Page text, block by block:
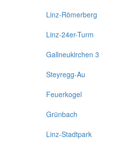
Linz-Römerberg
Linz-24er-Turm
Gallneukirchen 3
Steyregg-Au
Feuerkogel
Grünbach
Linz-Stadtpark